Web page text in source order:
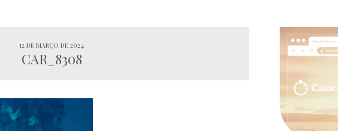
12 de março de 2024
CAR_8308
SIDEBAR